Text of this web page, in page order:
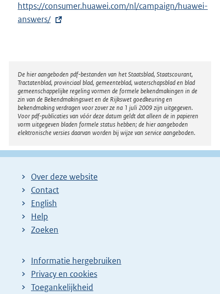
n
e
k
:
E
x
n
e
l
i
n
k
:
https://consumer.huawei.com/nl/campaign/huawei-
answers/
Disclaimer
De hier aangeboden pdf-bestanden van het Staatsblad, Staatscourant,
Tractatenblad, provinciaal blad, gemeenteblad, waterschapsblad en blad
gemeenschappelijke regeling vormen de formele bekendmakingen in de
zin van de Bekendmakingswet en de Rijkswet goedkeuring en
bekendmaking verdragen voor zover ze na 1 juli 2009 zijn uitgegeven.
Voor pdf-publicaties van vóór deze datum geldt dat alleen de in papieren
vorm uitgegeven bladen formele status hebben; de hier aangeboden
elektronische versies daarvan worden bij wijze van service aangeboden.
Over deze website
Contact
English
Help
Zoeken
Informatie hergebruiken
Privacy en cookies
Toegankelijkheid